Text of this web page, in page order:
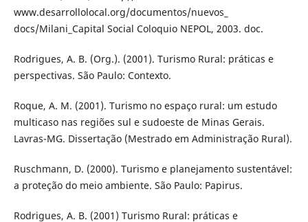
www.desarrollolocal.org/documentos/nuevos_
docs/Milani_Capital Social Coloquio NEPOL, 2003. doc.
Rodrigues, A. B. (Org.). (2001). Turismo Rural: práticas e
perspectivas. São Paulo: Contexto.
Roque, A. M. (2001). Turismo no espaço rural: um estudo
multicaso nas regiões sul e sudoeste de Minas Gerais.
Lavras-MG. Dissertação (Mestrado em Administração Rural).
Ruschmann, D. (2000). Turismo e planejamento sustentável:
a proteção do meio ambiente. São Paulo: Papirus.
Rodrigues, A. B. (2001) Turismo Rural: práticas e